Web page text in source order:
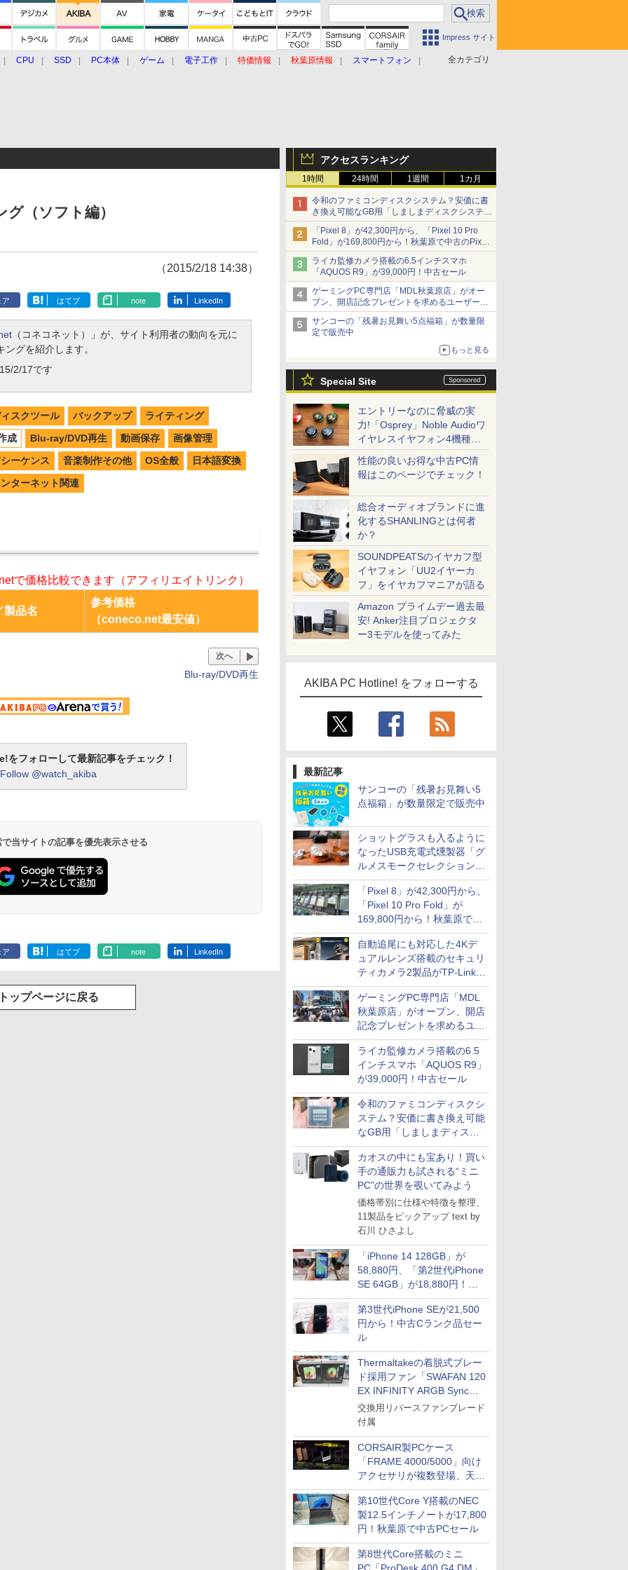
Impress サイト
全カテゴリ
CPU SSD PC本体 ゲーム 電子工作 特価情報 秋葉原情報
スマートフォン
アクセスランキング
1時間 24時間 1週間 1カ月
令和のファミコンディスクシステム？安価に書
き換え可能なGB用「しましまディスクシステ
ム」
「Pixel 8」が42,300円から、「Pixel 10 Pro
Fold」が169,800円から！秋葉原で中古のPixel
シリーズがお買い得
ライカ監修カメラ搭載の6.5インチスマホ
「AQUOS R9」が39,000円！中古セール
ゲーミングPC専門店「MDL秋葉原店」がオー
プン、開店記念プレゼントを求めるユーザーが
押し寄せ長蛇の列に
サンコーの「残暑お見舞い5点福箱」が数量限
定で販売中
もっと見る
Special Site
エントリーなのに脅威の実
力!「Osprey」Noble Audioワ
イヤレスイヤフォン4機種を
一気に聴く
性能の良いお得な中古PC情
報はこのページでチェック！
総合オーディオブランドに進
化するSHANLINGとは何者
か？
SOUNDPEATSのイヤカフ型
イヤフォン「UU2イヤーカ
フ」をイヤカフマニアが語る
Amazon プライムデー過去最
安! Anker注目プロジェクタ
ー3モデルを使ってみた
AKIBA PC Hotline! をフォローする
最新記事
サンコーの「残暑お見舞い5
点福箱」が数量限定で販売中
ショットグラスも入るように
なったUSB充電式燻製器「グ
ルメスモークセレクション
2」がサンコーから
「Pixel 8」が42,300円から、
「Pixel 10 Pro Fold」が
169,800円から！秋葉原で中
古のPixelシリーズがお買い得
自動追尾にも対応した4Kデ
ュアルレンズ搭載のセキュリ
ティカメラ2製品がTP-Linkか
ら
ゲーミングPC専門店「MDL
秋葉原店」がオープン、開店
記念プレゼントを求めるユー
ザーが押し寄せ長蛇の列に
ライカ監修カメラ搭載の6.5
インチスマホ「AQUOS R9」
が39,000円！中古セール
令和のファミコンディスクシ
ステム？安価に書き換え可能
なGB用「しましまディスク
システム」
カオスの中にも宝あり！買い
手の通販力も試される“ミニ
PC”の世界を覗いてみよう
価格帯別に仕様や特徴を整理、
11製品をピックアップ text by
石川 ひさよし
「iPhone 14 128GB」が
58,880円、「第2世代iPhone
SE 64GB」が18,880円！中
古Bランク品セール
第3世代iPhone SEが21,500
円から！中古Cランク品セー
ル
Thermaltakeの着脱式ブレー
ド採用ファン「SWAFAN 120
EX INFINITY ARGB Sync」
に単品パッケージ
交換用リバースファンブレード
付属
CORSAIR製PCケース
「FRAME 4000/5000」向け
アクセサリが複数登場、天然
木製パネルや背面コネクタ対
応トレイなど
第10世代Core Y搭載のNEC
製12.5インチノートが17,800
円！秋葉原で中古PCセール
第8世代Core搭載のミニ
（ソフト編）
（2015/2/18 14:38）
ア はてブ note LinkedIn
（コネコネット）」が、サイト利用者の動向を元に
グを紹介します。
2/17です
スクツール バックアップ
ライティング
成 Blu-ray/DVD再生 動画保存
画像管理
ーケンス 音楽制作その他 OS全般
日本語変換
ターネット関連
で価格比較できます（アフィリエイトリンク）
製品名
参考価格
（coneco.net最安値）
次へ
Blu-ray/DVD再生
フォローして最新記事をチェック！
Follow @watch_akiba
当サイトの記事を優先表示させる
ア はてブ note LinkedIn
トップページに戻る